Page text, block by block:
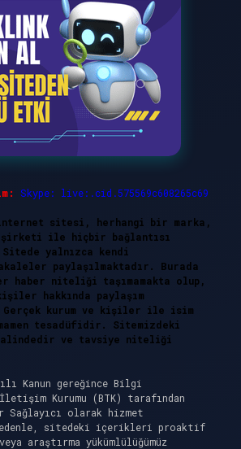
Skype: live:.cid.575569c608265c69
sitesi, herhangi bir marka,
şirketi ile hiçbir bağlantısı
Sitede yalnızca kendi
paylaşılmaktadır. Burada
haber niteliği taşımamakta olup,
hakkında paylaşım
Gerçek kurum ve kişiler ile isim
tesadüfidir. Sitemizdeki
ve tavsiye niteliği
Kanun gereğince Bilgi
Kurumu (BTK) tarafından
Sağlayıcı olarak hizmet
sitedeki içerikleri proaktif
araştırma yükümlülüğümüz